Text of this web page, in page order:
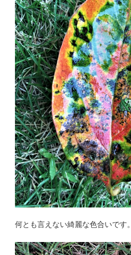
何とも言えない綺麗な色合いです。